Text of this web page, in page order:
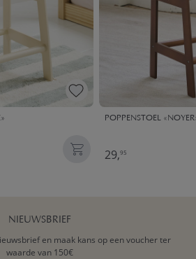
POPPENSTOEL
29,95
NIEUWSBRIEF
en maak kans op een voucher ter
waarde van 150€